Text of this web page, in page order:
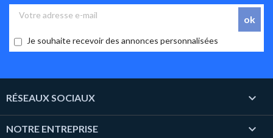
Je souhaite recevoir des annonces personnalisées
RÉSEAUX SOCIAUX 
NOTRE ENTREPRISE 